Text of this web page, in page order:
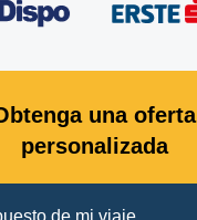
una oferta
personalizada
de mi viaje